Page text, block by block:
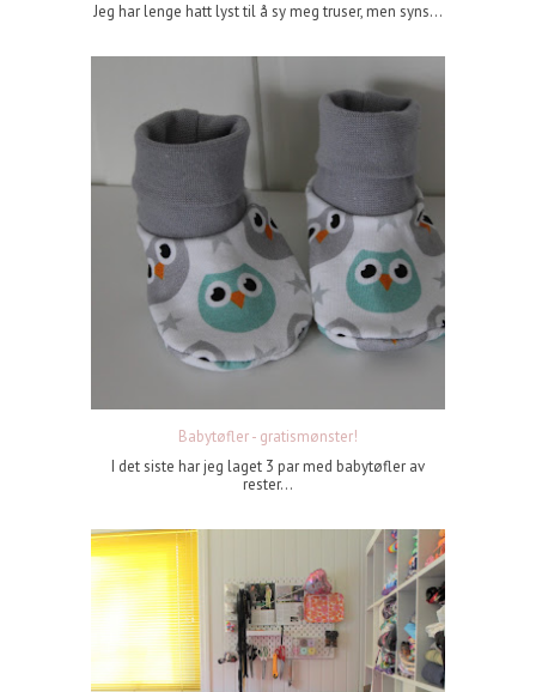
Jeg har lenge hatt lyst til å sy meg truser, men syns...
Babytøfler - gratismønster!
I det siste har jeg laget 3 par med babytøfler av
rester...